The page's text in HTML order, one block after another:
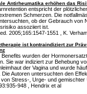
Antirheumatika erhöhen das
entspricht der
Schmerzen. Die
ob der Gebrauch von
assoziiert ist.
2005;165:1547-1551 , K.
ist kontraindiziert zur
Benefits wurden der
Sie war indiziert zur Behebung
der Vagina und wurde
Autoren untersuchten den
Stress-, Urge- und gemischter
948 , Hendrix et al